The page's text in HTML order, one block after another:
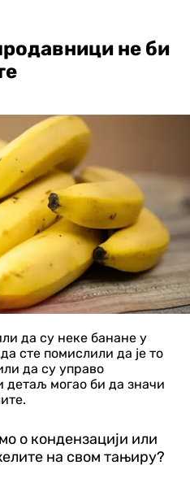
не би
да су неке банане у
сте помислили да је то
да су управо
детаљ могао би да значи
о кондензацији или
на свом тањиру?